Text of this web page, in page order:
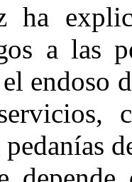
ha
a las
endoso
pedanías